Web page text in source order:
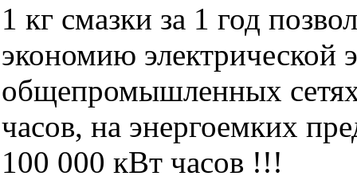
1 кг смазки за 1 год
экономию электрической
общепромышленных
часов, на энергоемких
100 000 кВт часов !!!